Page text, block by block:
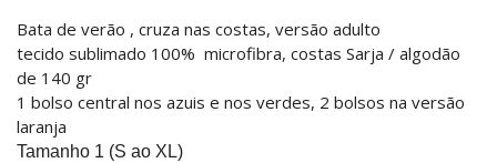
Bata de verão , cruza nas costas, versão adulto
tecido sublimado 100% microfibra, costas Sarja / algodão
de 140 gr
1 bolso central nos azuis e nos verdes, 2 bolsos na versão
laranja
Tamanho 1 (S ao XL)